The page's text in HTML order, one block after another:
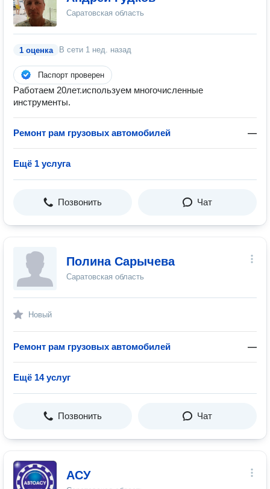
Саратовская область
1 оценка В сети 1 нед. назад
Паспорт проверен
Работаем 20лет.используем многочисленные
инструменты.
Ремонт рам грузовых автомобилей —
Ещё 1 услуга
Позвонить Чат
Полина Сарычева
Саратовская область
Новый
Ремонт рам грузовых автомобилей —
Ещё 14 услуг
Позвонить Чат
АСУ